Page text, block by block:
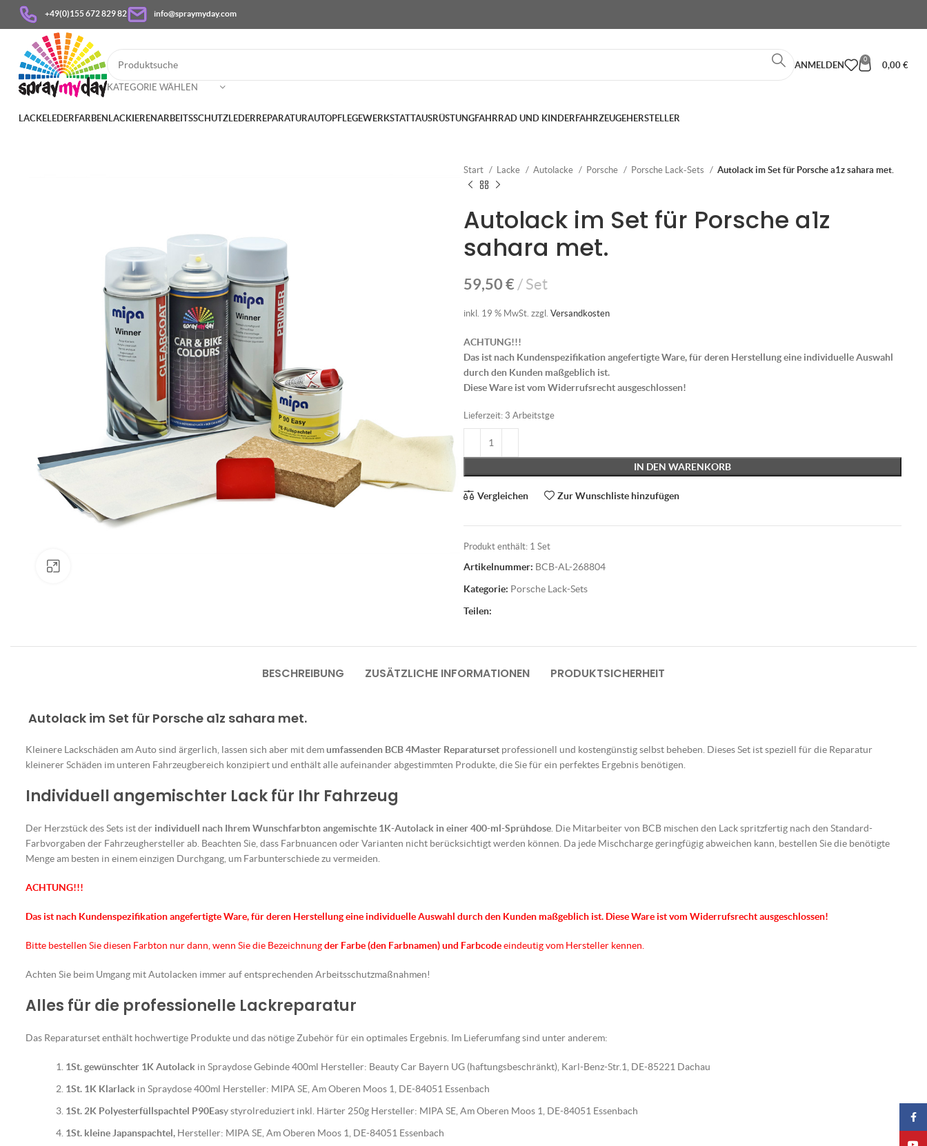
+49(0)155 672 829 82 info@spraymyday.com
KATEGORIE WÄHLEN
ANMELDEN
0
0,00 €
LACKELEDERFARBENLACKIERENARBEITSSCHUTZLEDERREPARATURAUTOPFLEGEWERKSTATTAUSRÜSTUNGFAHRRAD UND KINDERFAHRZEUGEHERSTELLER
Start Lacke Autolacke Porsche Porsche Lack-Sets Autolack im Set für Porsche a1z sahara met.
Autolack im Set für Porsche a1z
sahara met.
59,50€ Set
inkl. 19 % MwSt. zzgl. Versandkosten
ACHTUNG!!!
Das ist nach Kundenspezifikation angefertigte Ware, für deren Herstellung eine individuelle Auswahl
durch den Kunden maßgeblich ist.
Diese Ware ist vom Widerrufsrecht ausgeschlossen!
Lieferzeit: 3 Arbeitstge
IN DEN WARENKORB
Vergleichen Zur Wunschliste hinzufügen
Produkt enthält: 1 Set
Artikelnummer: BCB-AL-268804
Kategorie: Porsche Lack-Sets
Teilen:
BESCHREIBUNG ZUSÄTZLICHE INFORMATIONEN PRODUKTSICHERHEIT
Autolack im Set für Porsche a1z sahara met.
Kleinere Lackschäden am Auto sind ärgerlich, lassen sich aber mit demumfassenden BCB 4Master Reparaturset professionell und kostengünstig selbst beheben. Dieses Set ist speziell für die Reparatur
kleinerer Schäden im unteren Fahrzeugbereich konzipiert und enthält alle aufeinander abgestimmten Produkte, die Sie für ein perfektes Ergebnis benötigen.
Individuell angemischter Lack für Ihr Fahrzeug
Der Herzstück des Sets ist der individuell nach Ihrem Wunschfarbton angemischte 1K-Autolack in einer 400-ml-Sprühdose . Die Mitarbeiter von BCB mischen den Lack spritzfertig nach den Standard-
Farbvorgaben der Fahrzeughersteller ab. Beachten Sie, dass Farbnuancen oder Varianten nicht berücksichtigt werden können. Da jede Mischcharge geringfügig abweichen kann, bestellen Sie die benötigte
Menge am besten in einem einzigen Durchgang, um Farbunterschiede zu vermeiden.
ACHTUNG!!!
Das ist nach Kundenspezifikation angefertigte Ware, für deren Herstellung eine individuelle Auswahl durch den Kunden maßgeblich ist. Diese Ware ist vom Widerrufsrecht ausgeschlossen!
Bitte bestellen Sie diesen Farbton nur dann, wenn Sie die Bezeichnungder Farbe (den Farbnamen) und Farbcodeeindeutig vom Hersteller kennen.
Achten Sie beim Umgang mit Autolacken immer auf entsprechenden Arbeitsschutzmaßnahmen!
Alles für die professionelle Lackreparatur
Das Reparaturset enthält hochwertige Produkte und das nötige Zubehör für ein optimales Ergebnis. Im Lieferumfang sind unter anderem:
1St. gewünschter 1K Autolack in Spraydose Gebinde 400ml Hersteller: Beauty Car Bayern UG (haftungsbeschränkt), Karl-Benz-Str.1, DE-85221 Dachau
1St. 1K Klarlack in Spraydose 400ml Hersteller: MIPA SE, Am Oberen Moos 1, DE-84051 Essenbach
1St. 2K Polyesterfüllspachtel P90Easy styrolreduziert inkl. Härter 250g Hersteller: MIPA SE, Am Oberen Moos 1, DE-84051 Essenbach
1St. kleine Japanspachtel, Hersteller: MIPA SE, Am Oberen Moos 1, DE-84051 Essenbach